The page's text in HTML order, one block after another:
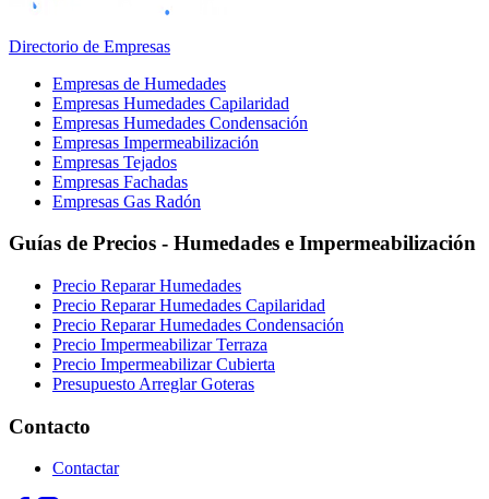
Directorio de Empresas
Empresas de Humedades
Empresas Humedades Capilaridad
Empresas Humedades Condensación
Empresas Impermeabilización
Empresas Tejados
Empresas Fachadas
Empresas Gas Radón
Guías de Precios - Humedades e Impermeabilización
Precio Reparar Humedades
Precio Reparar Humedades Capilaridad
Precio Reparar Humedades Condensación
Precio Impermeabilizar Terraza
Precio Impermeabilizar Cubierta
Presupuesto Arreglar Goteras
Contacto
Contactar